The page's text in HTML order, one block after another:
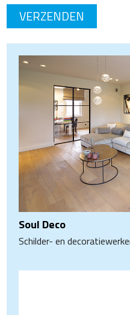
Soul Deco
Schilder- en